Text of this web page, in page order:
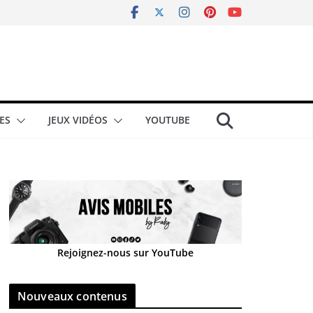
JEUX VIDÉOS YOUTUBE
Rejoignez-nous sur YouTube
Nouveaux contenus